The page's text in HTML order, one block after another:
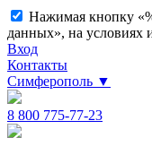
Нажимая кнопку
данных», на условиях
Вход
Контакты
Симферополь ▼
8 800 775-77-23